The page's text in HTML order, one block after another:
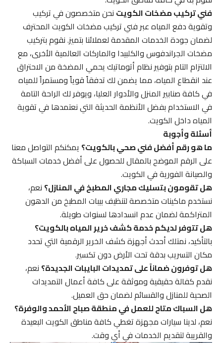
فني تركيب مضخات الكويتنحن متخصصون في تركيب
وتقوية دفع المياه عبر فني تركيب مضخات الكويت المحترف
لضمان جودة الخدمات المقدمة لعملائنا بتميز. نقوم بتركيب
مضخات الجراندفوس والكلبيدا والماركات العالمية الأخرى، مع
الالتزام التام بتوفير نظام أتوماتيك يحمي المضخة من الاحتراق
عند انقطاع المياه، مما يضمن لك تدفقاً قوياً ومستمراً للمياه
في كافة صنابير المنزل والأدوار العليا، ويوفر لك الراحة التامة
في الاستخدام بفضل الأنظمة الحديثة التي نعتمدها في تقوية
المياه داخل الكويت.
أسئلة وأجوبة
ما هو رقم أفضل فني صحي بالكويت؟يمكنكم التواصل معنا
على الرقم الموضح بالمقال للحصول على أفضل خدمات السباكة
والصيانة الفورية في الكويت.
هل تقومون بتسليك مجاري المطبخ في المنازل؟نعم،
نستخدم ماكينات متخصصة لتنظيف بيبات المطبخ من الدهون
المتراكمة لضمان عدم انسدادها لسنوات طويلة.
هل تتوفر لديكم خدمة كشف خرير المياه بالكويت؟
بالتأكيد، نمتلك أحدث أجهزة كشف الخرير الرقمية التي تحدد
مكان التسريب بدقة تحت الأرض دون تكسير.
هل توفرون ضماناً على تمديدات البايبات الجديدة؟نعم،
نقدم كفالة حقيقية وموثقة على كافة أعمال التمديدات
الصحية للمنازل والقسائم لضمان حق العميل.
هل السباك متاح للعمل في منطقة صباح الأحمد والوفرة؟
نعم، لدينا سيارات مجهزة تغطي كافة مناطق الكويت البعيدة
والقريبة لتقديم الخدمات في أي وقت.